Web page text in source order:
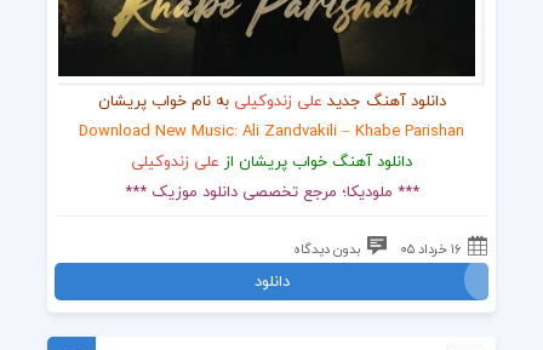
دانلود آهنگ جدید علی زندوکیلی به نام خواب پریشان
Download New Music: Ali Zandvakili – Khabe Parishan
دانلود آهنگ خواب پریشان از علی زندوکیلی
*** ملودیکا؛ مرجع تخصصی دانلود موزیک ***
۱۶ خرداد ۰۵ بدون دیدگاه
دانلود